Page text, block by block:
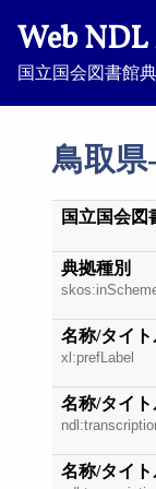
Web
国立国会図書館
鳥取
国立国会図
典拠種別
名称/タイト
xl:prefLabel
名称/タイ
名称/タイ